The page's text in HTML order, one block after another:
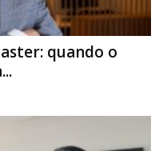
quando o